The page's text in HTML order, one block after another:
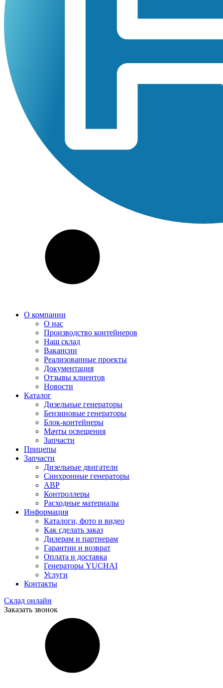
О компании
О нас
Производство контейнеров
Наш склад
Вакансии
Реализованные проекты
Документация
Отзывы клиентов
Новости
Каталог
Дизельные генераторы
Бензиновые генераторы
Блок-контейнеры
Мачты освещения
Запчасти
Прицепы
Запчасти
Дизельные двигатели
Синхронные генераторы
АВР
Контроллеры
Расходные материалы
Информация
Каталоги, фото и видео
Как сделать заказ
Дилерам и партнерам
Гарантии и возврат
Оплата и доставка
Генераторы YUCHAI
Услуги
Контакты
Склад онлайн
Заказать звонок